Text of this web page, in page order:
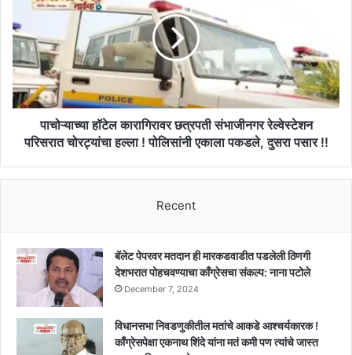
आणि
प्रकृतीची
काळजी
घेऊन
येणाऱ्या
काळात
अधिक
उचलावी
कारागिरावर
छत्रपती
संभाजीनगर
रेल्वेस्टेशन
परिसरात
चोरट्यांचा
हल्ला
पोलिसांनी
पाचोऱ्याच्या हॉटेल कारागिरावर छत्रपती संभाजीनगर रेल्वेस्टेशन
परिसरात चोरट्यांचा हल्ला ! पोलिसांनी एकाला पकडले, दुसरा पसार !!
Recent
बॅलेट पेपरवर मतदान ही मारकडवाडीत पडलेली ठिणगी
देशभरात पोहचवण्याचा काँग्रेसचा संकल्प: नाना पटोले
December 7, 2024
विधानसभा निवडणुकीतील मतांचे आकडे आश्चर्यकारक !
काँग्रेसपेक्षा एकनाथ शिंदे यांना मतं कमी पण त्यांचे जास्त